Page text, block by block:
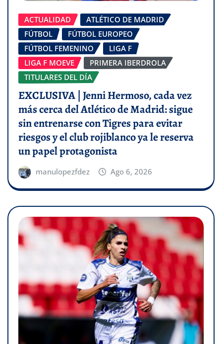
ACTUALIDAD
ATLÉTICO DE MADRID
FÚTBOL
FÚTBOL EUROPEO
FÚTBOL FEMENINO
LIGA F
LIGA F MOEVE
PRIMERA IBERDROLA
TITULARES DEL DÍA
EXCLUSIVA | Jenni Hermoso, cada vez
más cerca del Atlético de Madrid: sigue
sin entrenarse con Tigres para evitar
riesgos y el club rojiblanco ya le reserva
un papel protagonista
manulopezfdez Ago 6, 2026